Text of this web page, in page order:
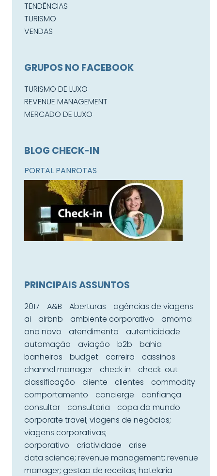
TENDÊNCIAS
TURISMO
VENDAS
GRUPOS NO FACEBOOK
TURISMO DE LUXO
REVENUE MANAGEMENT
MERCADO DE LUXO
BLOG CHECK-IN
PORTAL PANROTAS
PRINCIPAIS ASSUNTOS
2017 A&B Aberturas
agências de viagens
ai
airbnb ambiente corporativo
amoma
ano novo
atendimento
autenticidade
automação
aviação b2b
bahia
banheiros
budget carreira
cassinos
channel manager
check in
check-out
classificação
cliente clientes
commodity
comportamento
concierge
confiança
consultor
consultoria
copa do mundo
corporate travel; viagens de negócios;
viagens corporativas;
corporativo
criatividade
crise
data science; revenue management; revenue
manager; gestão de receitas; hotelaria